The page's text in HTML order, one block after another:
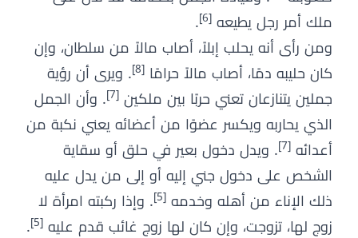
ملك أمر رجل يطيعه [6]
.
ومن رأى أنه يحلب إبلاً، أصاب مالاً من سلطان، وإن
كان حليبه دمًا، أصاب مالاً حرامًا [8] . ويرى أن رؤية
جملين يتنازعان تعني حربًا بين ملكين [7] . وأن الجمل
الذي يحاربه ويكسر عضوًا من أعضائه يعني نكبة من
أعدائه [7] . ويدل دخول بعير في حلق أو سقاية
الشخص على دخول جني إليه أو إلى من يدل عليه
ذلك الإناء من أهله وخدمه [5] . وإذا ركبته امرأة لا
زوج لها، تزوجت، وإن كان لها زوج غائب قدم عليه [5]
.